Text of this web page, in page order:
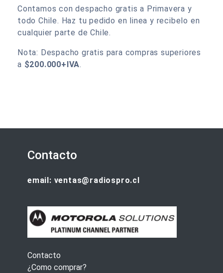
Contamos con despacho gratis a Primavera y
todo Chile. Haz tu pedido en linea y recibelo en
cualquier parte de Chile.
Nota: Despacho gratis para compras superiores
a $200.000+IVA.
Contacto
email: ventas@radiospro.cl
Contacto
¿Como comprar?